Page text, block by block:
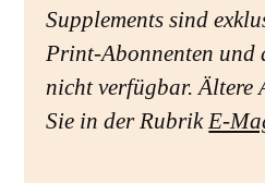
Supplements sind
Print-Abonnenten und
nicht verfügbar. Ältere
Sie in der Rubrik E-